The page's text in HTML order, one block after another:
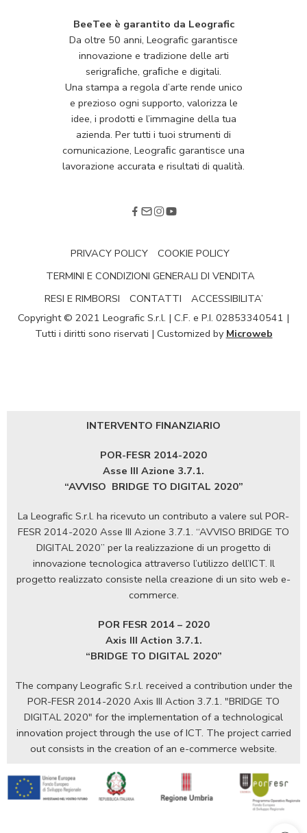
BeeTee è garantito da Leografic
Da oltre 50 anni, Leografic garantisce
innovazione e tradizione delle arti
serigraﬁche, graﬁche e digitali.
Una stampa a regola d’arte rende unico
e prezioso ogni supporto, valorizza le
idee, i prodotti e l’immagine della tua
azienda. Per tutti i tuoi strumenti di
comunicazione, Leograﬁc garantisce una
lavorazione accurata e risultati di qualità.
PRIVACY POLICY
COOKIE POLICY
TERMINI E CONDIZIONI GENERALI DI VENDITA
RESI E RIMBORSI
CONTATTI
ACCESSIBILITA’
Copyright © 2021 Leografic S.r.l. | C.F. e P.I. 02853340541 |
Tutti i diritti sono riservati | Customized by Microweb
INTERVENTO FINANZIARIO
POR-FESR 2014-2020
Asse III Azione 3.7.1.
“AVVISO BRIDGE TO DIGITAL 2020”
La Leografic S.r.l. ha ricevuto un contributo a valere sul POR-
FESR 2014-2020 Asse III Azione 3.7.1. “AVVISO BRIDGE TO
DIGITAL 2020” per la realizzazione di un progetto di
innovazione tecnologica attraverso l’utilizzo dell’ICT. Il
progetto realizzato consiste nella creazione di un sito web e-
commerce.
POR FESR 2014 – 2020
Axis III Action 3.7.1.
“BRIDGE TO DIGITAL 2020”
The company Leografic S.r.l. received a contribution under the
POR-FESR 2014-2020 Axis III Action 3.7.1. "BRIDGE TO
DIGITAL 2020" for the implementation of a technological
innovation project through the use of ICT. The project carried
out consists in the creation of an e-commerce website.